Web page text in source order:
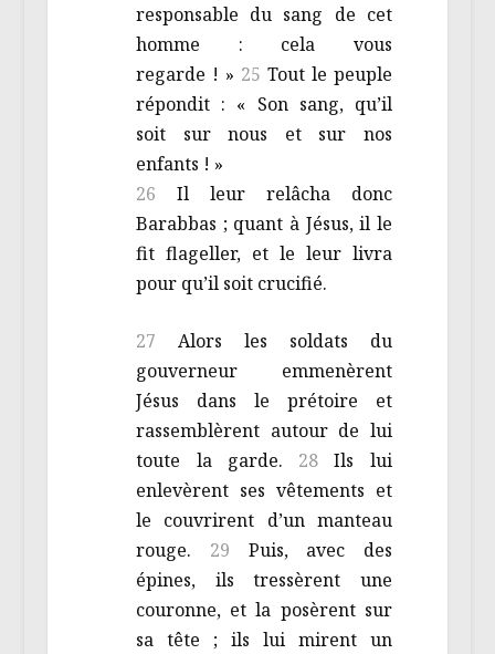
responsable du sang de cet
homme : cela vous
regarde ! » 25 Tout le peuple
répondit : « Son sang, qu’il
soit sur nous et sur nos
enfants ! »
26Il leur relâcha donc
Barabbas ; quant à Jésus, il le
fit flageller, et le leur livra
pour qu’il soit crucifié.
27Alors les soldats du
gouverneur emmenèrent
Jésus dans le prétoire et
rassemblèrent autour de lui
toute la garde. 28Ils lui
enlevèrent ses vêtements et
le couvrirent d’un manteau
rouge. 29 Puis, avec des
épines, ils tressèrent une
couronne, et la posèrent sur
sa tête ; ils lui mirent un